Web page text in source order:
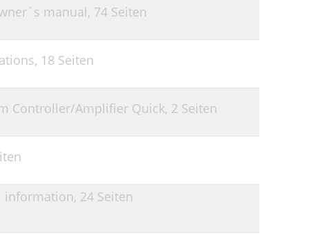
manual, 74 Seiten
18 Seiten
Controller/Amplifier Quick, 2 Seiten
information, 24 Seiten